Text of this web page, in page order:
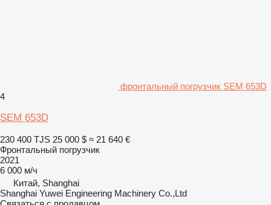
фронтальный погрузчик SEM 653D
4
SEM 653D
230 400 TJS 25 000 $ ≈ 21 640 €
Фронтальный погрузчик
2021
6 000 м/ч
Китай, Shanghai
Shanghai Yuwei Engineering Machinery Co.,Ltd